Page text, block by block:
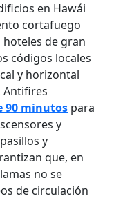
en Hawái
cortafuego
hoteles de gran
códigos locales
y horizontal
Antifires
90 minutos para
y
y
que, en
no se
de circulación